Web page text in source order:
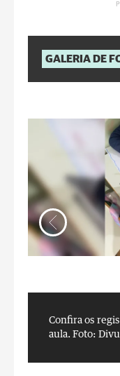
GALERIA DE
Confira os
aula. Foto: